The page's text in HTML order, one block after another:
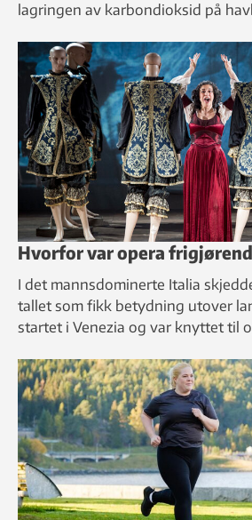
lagringen av karbondioksid på
Hvorfor var opera
I det mannsdominerte Italia
tallet som fikk betydning utover
startet i Venezia og var knyttet til